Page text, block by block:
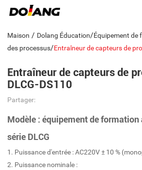
Maison / Dolang Éducation/Équipement de
des processus/Entraîneur de capteurs de
Entraîneur de capteurs de
DLCG-DS110
Partager:
Modèle : équipement de formation
série DLCG
1. Puissance d'entrée : AC220V ± 10 %
2. Puissance nominale :